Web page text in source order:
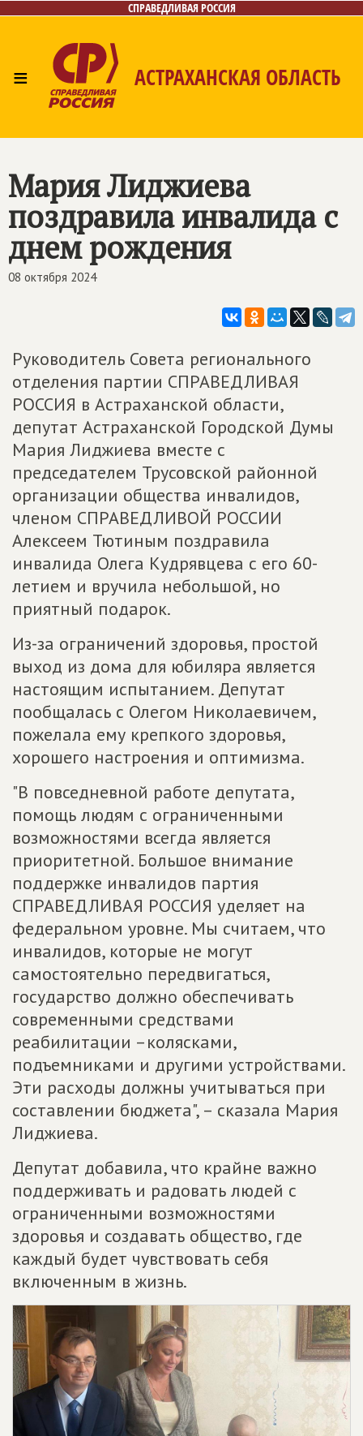
СПРАВЕДЛИВАЯ РОССИЯ
≡ АСТРАХАНСКАЯ ОБЛАСТЬ
Мария Лиджиева
поздравила инвалида с
днем рождения
08 октября 2024
Руководитель Совета регионального
отделения партии СПРАВЕДЛИВАЯ
РОССИЯ в Астраханской области,
депутат Астраханской Городской Думы
Мария Лиджиева вместе с
председателем Трусовской районной
организации общества инвалидов,
членом СПРАВЕДЛИВОЙ РОССИИ
Алексеем Тютиным поздравила
инвалида Олега Кудрявцева с его 60-
летием и вручила небольшой, но
приятный подарок.
Из-за ограничений здоровья, простой
выход из дома для юбиляра является
настоящим испытанием. Депутат
пообщалась с Олегом Николаевичем,
пожелала ему крепкого здоровья,
хорошего настроения и оптимизма.
"В повседневной работе депутата,
помощь людям с ограниченными
возможностями всегда является
приоритетной. Большое внимание
поддержке инвалидов партия
СПРАВЕДЛИВАЯ РОССИЯ уделяет на
федеральном уровне. Мы считаем, что
инвалидов, которые не могут
самостоятельно передвигаться,
государство должно обеспечивать
современными средствами
реабилитации –колясками,
подъемниками и другими устройствами.
Эти расходы должны учитываться при
составлении бюджета", – сказала Мария
Лиджиева.
Депутат добавила, что крайне важно
поддерживать и радовать людей с
ограниченными возможностями
здоровья и создавать общество, где
каждый будет чувствовать себя
включенным в жизнь.